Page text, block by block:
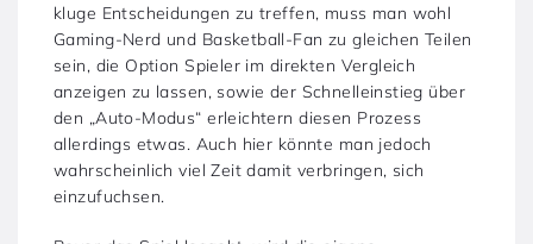
kluge Entscheidungen zu treffen, muss man wohl
Gaming-Nerd und Basketball-Fan zu gleichen Teilen
sein, die Option Spieler im direkten Vergleich
anzeigen zu lassen, sowie der Schnelleinstieg über
den „Auto-Modus“ erleichtern diesen Prozess
allerdings etwas. Auch hier könnte man jedoch
wahrscheinlich viel Zeit damit verbringen, sich
einzufuchsen.